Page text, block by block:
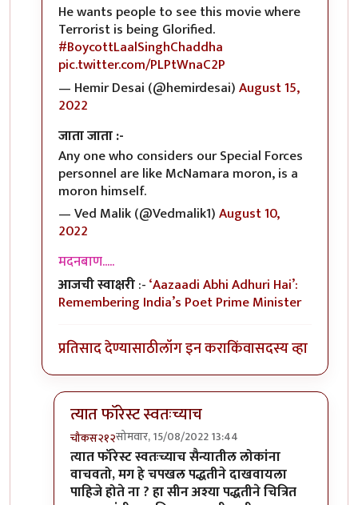
He wants people to see this movie where
Terrorist is being Glorified.
#BoycottLaalSinghChaddha
pic.twitter.com/PLPtWnaC2P
— Hemir Desai (@hemirdesai)August 15,
2022
जाता जाता :-
Any one who considers our Special Forces
personnel are like McNamara moron, is a
moron himself.
— Ved Malik (@Vedmalik1)August 10,
2022
मदनबाण.....
आजची स्वाक्षरी:-‘Aazaadi Abhi Adhuri Hai’:
Remembering India’s Poet Prime Minister
प्रतिसाद देण्यासाठीलॉग इन कराकिंवासदस्य व्हा
त्यात फॉरेस्ट स्वतःच्याच
चौकस२१२सोमवार, 15/08/2022 13:44
In reply to@ चौकस२१२byमदनबाण
त्यात फॉरेस्ट स्वतःच्याच सैन्यातील लोकांना
वाचवतो, मग हे चपखल पद्धतीने दाखवायला
पाहिजे होते ना ? हा सीन अश्या पद्धतीने चित्रित